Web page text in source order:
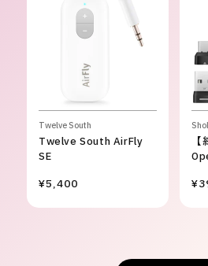
Twelve South
Twelve South AirFly
SE
¥5,400